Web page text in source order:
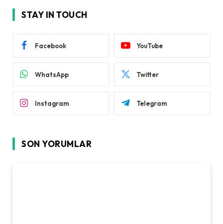
STAY IN TOUCH
Facebook YouTube
WhatsApp Twitter
Instagram Telegram
SON YORUMLAR